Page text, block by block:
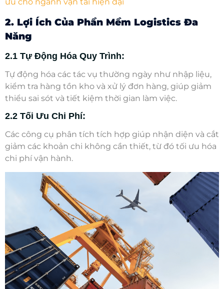
ưu cho ngành vận tải hiện đại
2. Lợi Ích Của Phần Mềm Logistics Đa
Năng
2.1 Tự Động Hóa Quy Trình:
Tự động hóa các tác vụ thường ngày như nhập liệu,
kiểm tra hàng tồn kho và xử lý đơn hàng, giúp giảm
thiểu sai sót và tiết kiệm thời gian làm việc.
2.2 Tối Ưu Chi Phí:
Các công cụ phân tích tích hợp giúp nhận diện và cắt
giảm các khoản chi không cần thiết, từ đó tối ưu hóa
chi phí vận hành.